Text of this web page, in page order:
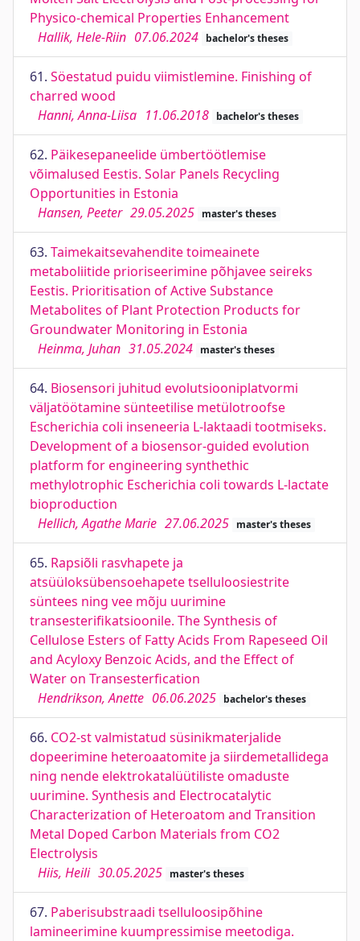
Physico-chemical Properties Enhancement
Hallik, Hele-Riin 07.06.2024 bachelor's theses
61. Söestatud puidu viimistlemine. Finishing of
charred wood
Hanni, Anna-Liisa 11.06.2018 bachelor's theses
62. Päikesepaneelide ümbertöötlemise
võimalused Eestis. Solar Panels Recycling
Opportunities in Estonia
Hansen, Peeter 29.05.2025 master's theses
63. Taimekaitsevahendite toimeainete
metaboliitide prioriseerimine põhjavee seireks
Eestis. Prioritisation of Active Substance
Metabolites of Plant Protection Products for
Groundwater Monitoring in Estonia
Heinma, Juhan 31.05.2024 master's theses
64. Biosensori juhitud evolutsiooniplatvormi
väljatöötamine sünteetilise metülotroofse
Escherichia coli inseneeria L-laktaadi tootmiseks.
Development of a biosensor-guided evolution
platform for engineering synthethic
methylotrophic Escherichia coli towards L-lactate
bioproduction
Hellich, Agathe Marie 27.06.2025 master's theses
65. Rapsiõli rasvhapete ja
atsüüloksübensoehapete tselluloosiestrite
süntees ning vee mõju uurimine
transesterifikatsioonile. The Synthesis of
Cellulose Esters of Fatty Acids From Rapeseed Oil
and Acyloxy Benzoic Acids, and the Effect of
Water on Transesterfication
Hendrikson, Anette 06.06.2025 bachelor's theses
66. CO2-st valmistatud süsinikmaterjalide
dopeerimine heteroaatomite ja siirdemetallidega
ning nende elektrokatalüütiliste omaduste
uurimine. Synthesis and Electrocatalytic
Characterization of Heteroatom and Transition
Metal Doped Carbon Materials from CO2
Electrolysis
Hiis, Heili 30.05.2025 master's theses
67. Paberisubstraadi tselluloosipõhine
lamineerimine kuumpressimise meetodiga.